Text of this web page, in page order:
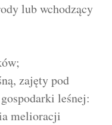
lub wchodzący
zajęty pod
leśnej:
melioracji